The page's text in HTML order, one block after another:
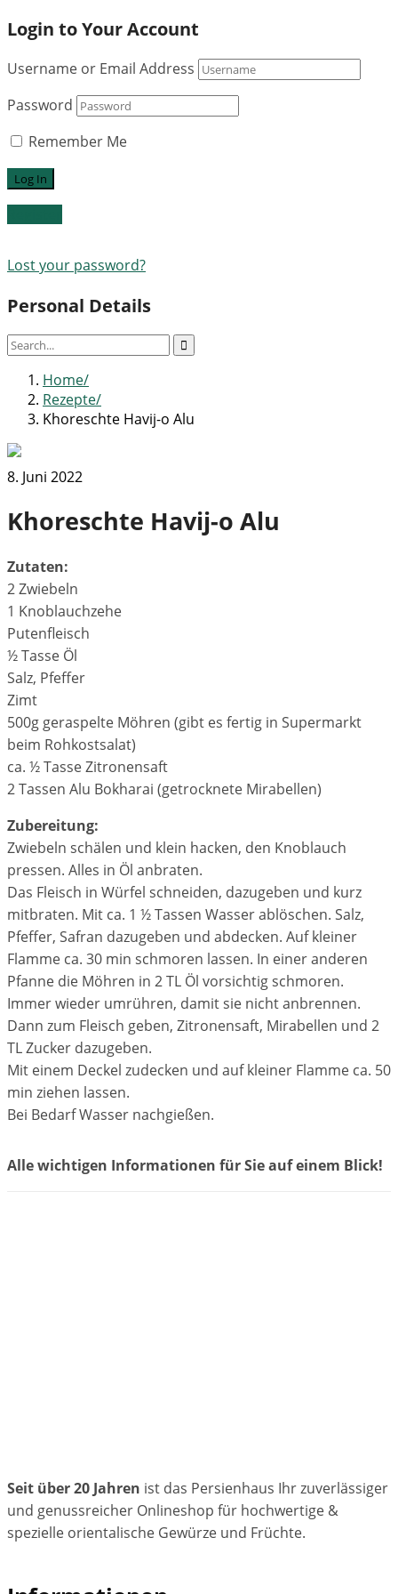
Login to Your Account
Username or Email Address
Password
Remember Me
Lost your password?
Personal Details
Home
Rezepte
Khoreschte Havij-o Alu
8. Juni 2022
Khoreschte Havij-o Alu
Zutaten:
2 Zwiebeln
1 Knoblauchzehe
Putenfleisch
½ Tasse Öl
Salz, Pfeffer
Zimt
500g geraspelte Möhren (gibt es fertig in Supermarkt
beim Rohkostsalat)
ca. ½ Tasse Zitronensaft
2 Tassen Alu Bokharai (getrocknete Mirabellen)
Zubereitung:
Zwiebeln schälen und klein hacken, den Knoblauch
pressen. Alles in Öl anbraten.
Das Fleisch in Würfel schneiden, dazugeben und kurz
mitbraten. Mit ca. 1 ½ Tassen Wasser ablöschen. Salz,
Pfeffer, Safran dazugeben und abdecken. Auf kleiner
Flamme ca. 30 min schmoren lassen. In einer anderen
Pfanne die Möhren in 2 TL Öl vorsichtig schmoren.
Immer wieder umrühren, damit sie nicht anbrennen.
Dann zum Fleisch geben, Zitronensaft, Mirabellen und 2
TL Zucker dazugeben.
Mit einem Deckel zudecken und auf kleiner Flamme ca. 50
min ziehen lassen.
Bei Bedarf Wasser nachgießen.
Alle wichtigen Informationen für Sie auf einem Blick!
Seit über 20 Jahren ist das Persienhaus Ihr zuverlässiger
und genussreicher Onlineshop für hochwertige &
spezielle orientalische Gewürze und Früchte.